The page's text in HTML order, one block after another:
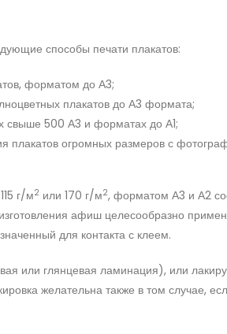
способы печати плакатов:
форматом до А3;
плакатов до А3 формата;
свыше 500 А3 и форматах до А1;
плакатов огромных размеров с
г/м2 или 170 г/м2, форматом А3 и А2
афиш целесообразно
для контакта с клеем.
или глянцевая ламинация), или
желательна также в том случае,